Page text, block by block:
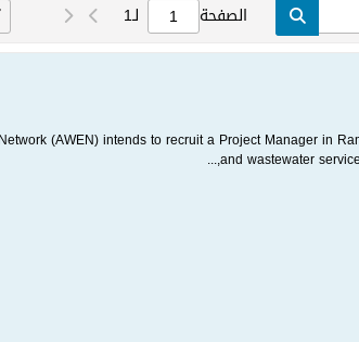
الصفحة
لـ1
(AWEN) intends to recruit a Project Manager in
and wastewater